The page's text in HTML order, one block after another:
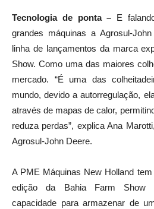
Tecnologia de ponta – E
grandes máquinas a Agrosul-
linha de lançamentos da marca
Show. Como uma das maiores
mercado. “É uma das
mundo, devido a autorregulação,
através de mapas de calor,
reduza perdas”, explica Ana
Agrosul-John Deere.
A PME Máquinas New Holland
edição da Bahia Farm Show
capacidade para armazenar de